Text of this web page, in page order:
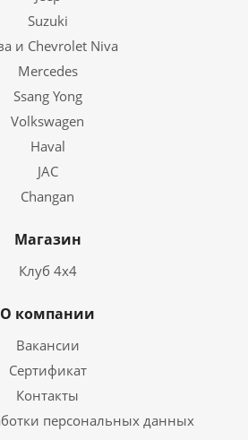
Suzuki
и Chevrolet Niva
Mercedes
Ssang Yong
Volkswagen
Haval
JAC
Changan
Магазин
Клуб 4х4
О компании
Вакансии
Сертификат
Контакты
персональных данных